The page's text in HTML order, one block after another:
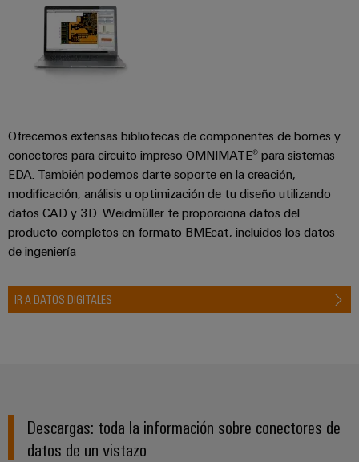
Ofrecemos extensas bibliotecas de componentes de bornes y
conectores para circuito impreso OMNIMATE® para sistemas
EDA. También podemos darte soporte en la creación,
modificación, análisis u optimización de tu diseño utilizando
datos CAD y 3D. Weidmüller te proporciona datos del
producto completos en formato BMEcat, incluidos los datos
de ingeniería
IR A DATOS DIGITALES
Descargas: toda la información sobre conectores de
datos de un vistazo